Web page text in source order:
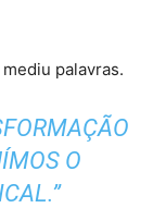
palavras.
O